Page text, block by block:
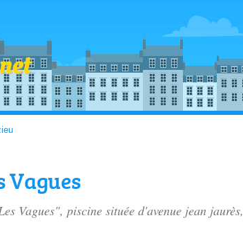
Vagues
Vagues", piscine située d'avenue jean jaurès,